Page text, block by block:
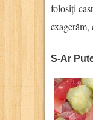
folosiți
S-Ar